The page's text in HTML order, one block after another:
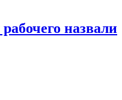
назвали